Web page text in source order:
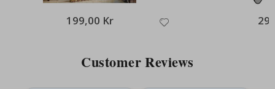
199,00 Kr
Customer Reviews